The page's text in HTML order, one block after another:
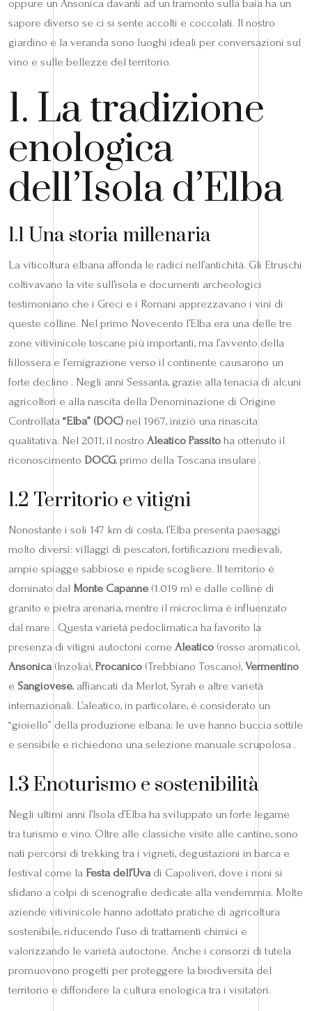
oppure un Ansonica davanti ad un tramonto sulla baia ha un
sapore diverso se ci si sente accolti e coccolati. Il nostro
giardino e la veranda sono luoghi ideali per conversazioni sul
vino e sulle bellezze del territorio.
1. La tradizione
enologica
dell’Isola d’Elba
1.1 Una storia millenaria
La viticoltura elbana affonda le radici nell’antichità. Gli Etruschi
coltivavano la vite sull’isola e documenti archeologici
testimoniano che i Greci e i Romani apprezzavano i vini di
queste colline. Nel primo Novecento l’Elba era una delle tre
zone vitivinicole toscane più importanti, ma l’avvento della
fillossera e l’emigrazione verso il continente causarono un
forte declino . Negli anni Sessanta, grazie alla tenacia di alcuni
agricoltori e alla nascita della Denominazione di Origine
Controllata “Elba” (DOC) nel 1967, iniziò una rinascita
qualitativa. Nel 2011, il nostro Aleatico Passito ha ottenuto il
riconoscimento DOCG, primo della Toscana insulare .
1.2 Territorio e vitigni
Nonostante i soli 147 km di costa, l’Elba presenta paesaggi
molto diversi: villaggi di pescatori, fortificazioni medievali,
ampie spiagge sabbiose e ripide scogliere. Il territorio è
dominato dal Monte Capanne (1.019 m) e dalle colline di
granito e pietra arenaria, mentre il microclima è influenzato
dal mare . Questa varietà pedoclimatica ha favorito la
presenza di vitigni autoctoni come Aleatico (rosso aromatico),
Ansonica(Inzolia), Procanico (Trebbiano Toscano), Vermentino
e Sangiovese, affiancati da Merlot, Syrah e altre varietà
internazionali. L’aleatico, in particolare, è considerato un
“gioiello” della produzione elbana; le uve hanno buccia sottile
e sensibile e richiedono una selezione manuale scrupolosa .
1.3 Enoturismo e sostenibilità
Negli ultimi anni l’Isola d’Elba ha sviluppato un forte legame
tra turismo e vino. Oltre alle classiche visite alle cantine, sono
nati percorsi di trekking tra i vigneti, degustazioni in barca e
festival come la Festa dell’Uvadi Capoliveri, dove i rioni si
sfidano a colpi di scenografie dedicate alla vendemmia. Molte
aziende vitivinicole hanno adottato pratiche di agricoltura
sostenibile, riducendo l’uso di trattamenti chimici e
valorizzando le varietà autoctone. Anche i consorzi di tutela
promuovono progetti per proteggere la biodiversità del
territorio e diffondere la cultura enologica tra i visitatori.